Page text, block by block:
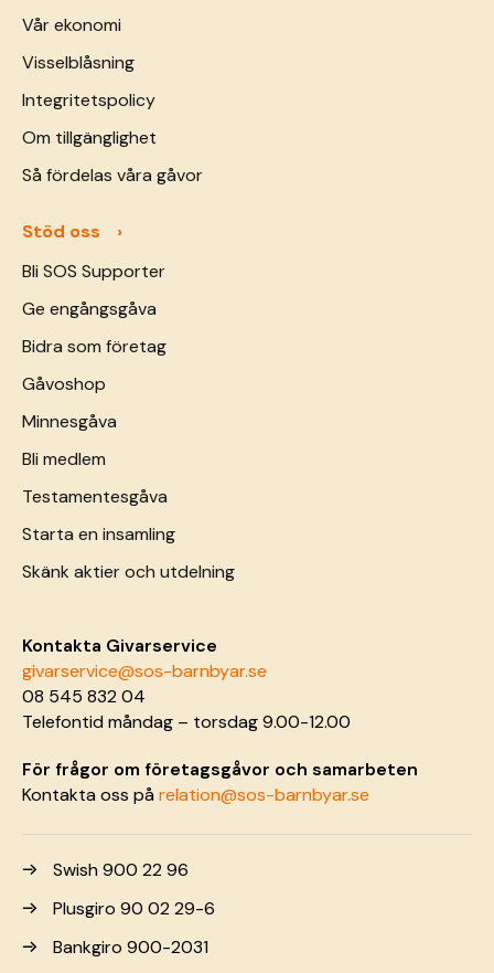
Vår ekonomi
Visselblåsning
Integritetspolicy
Om tillgänglighet
Så fördelas våra gåvor
Stöd oss
Bli SOS Supporter
Ge engångsgåva
Bidra som företag
Gåvoshop
Minnesgåva
Bli medlem
Testamentesgåva
Starta en insamling
Skänk aktier och utdelning
Kontakta Givarservice
givarservice@sos-barnbyar.se
08 545 832 04
Telefontid måndag – torsdag 9.00-12.00
För frågor om företagsgåvor och samarbeten
Kontakta oss pårelation@sos-barnbyar.se
Swish 900 22 96
Plusgiro 90 02 29-6
Bankgiro 900-2031